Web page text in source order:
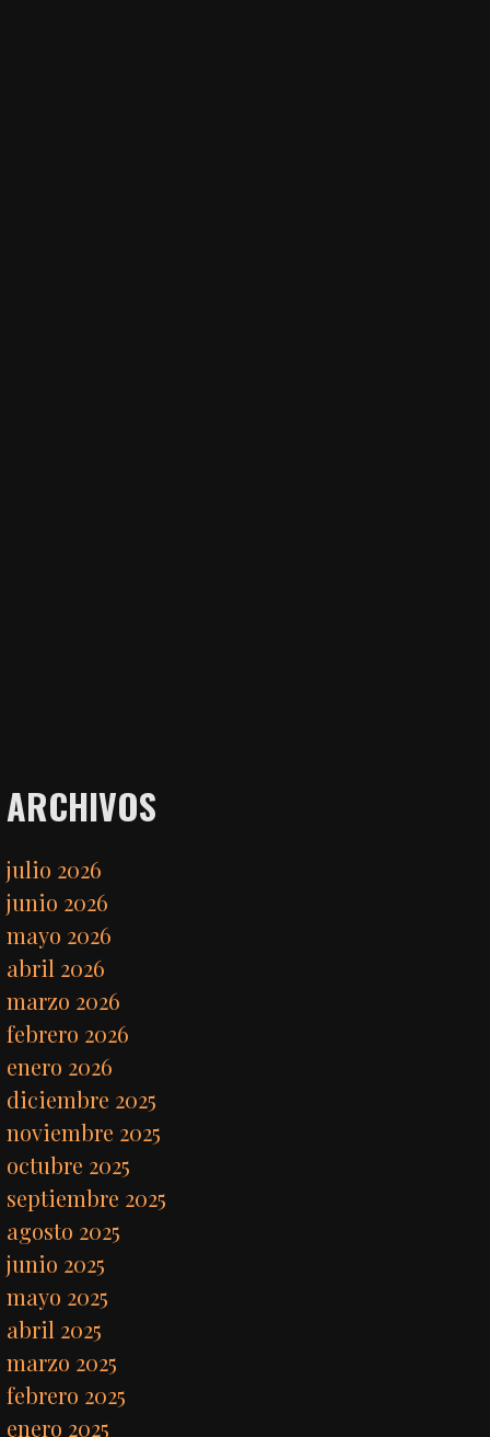
ARCHIVOS
julio 2026
junio 2026
mayo 2026
abril 2026
marzo 2026
febrero 2026
enero 2026
diciembre 2025
noviembre 2025
octubre 2025
septiembre 2025
agosto 2025
junio 2025
mayo 2025
abril 2025
marzo 2025
febrero 2025
enero 2025